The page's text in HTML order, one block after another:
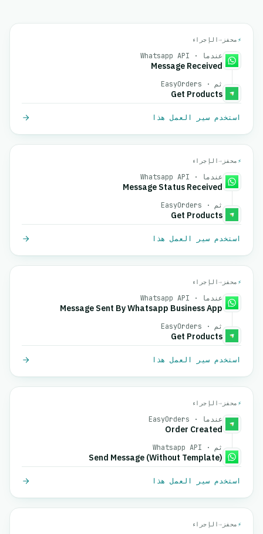
⚡ محفز →الإجراء
عندما · Whatsapp API
Message Received
ثم · EasyOrders
Get Products
استخدم سير العمل هذا
⚡ محفز →الإجراء
عندما · Whatsapp API
Message Status Received
ثم · EasyOrders
Get Products
استخدم سير العمل هذا
⚡ محفز →الإجراء
عندما · Whatsapp API
Message Sent By Whatsapp Business App
ثم · EasyOrders
Get Products
استخدم سير العمل هذا
⚡ محفز →الإجراء
عندما · EasyOrders
Order Created
ثم · Whatsapp API
Send Message (Without Template)
استخدم سير العمل هذا
⚡ محفز →الإجراء